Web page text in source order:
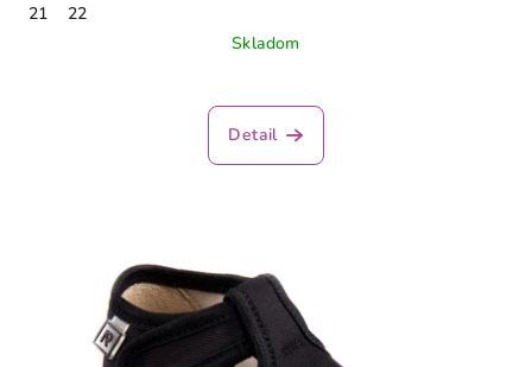
21
22
Skladom
hodnotenie
produktu
Detail